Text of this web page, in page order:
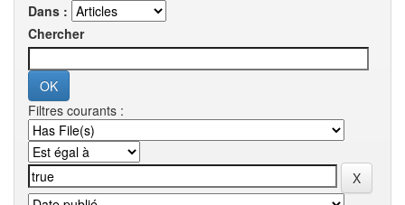
Dans :
Chercher
Filtres courants :